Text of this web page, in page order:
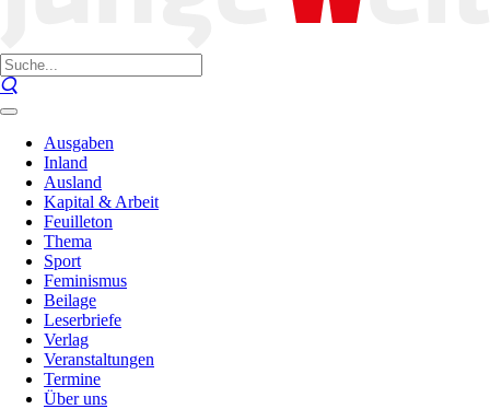
Ausgaben
Inland
Ausland
Kapital & Arbeit
Feuilleton
Thema
Sport
Feminismus
Beilage
Leserbriefe
Verlag
Veranstaltungen
Termine
Über uns